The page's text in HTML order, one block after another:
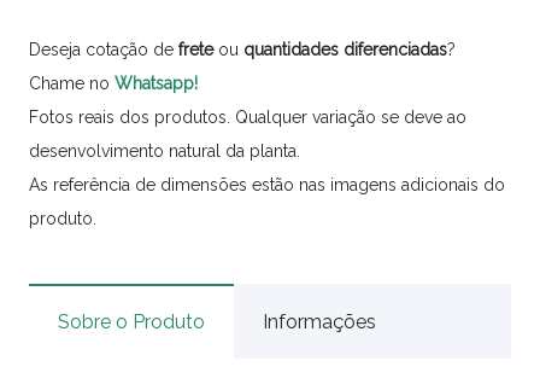
Deseja cotação de freteou quantidades diferenciadas?
Chame no Whatsapp!
Fotos reais dos produtos. Qualquer variação se deve ao
desenvolvimento natural da planta.
As referência de dimensões estão nas imagens adicionais do
produto.
Sobre o Produto Informações